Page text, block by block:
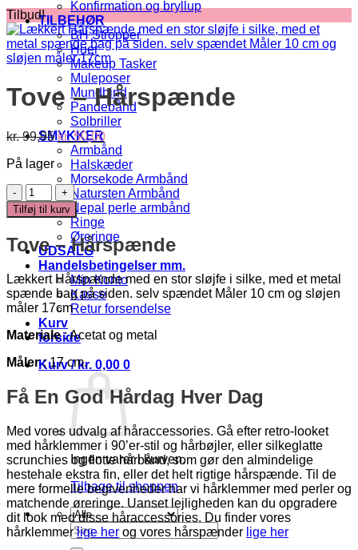
Konfirmation og bryllup
TILBEHØR
BH Stropper
Huer
Makeup Tasker
Muleposer
Mundbind
Pandebånd
Solbriller
SMYKKER
Armbånd
Halskæder
Morsekode Armbånd
Natursten Armbånd
Nepal perle armbånd
Ringe
Øreringe
UDSALG
Handelsbetingelser mm.
Min Konto
Kasse
Retur forsendelse
Kurv
forside
Kurv /kr. 0,00 0
Ingen varer i kurven.
Tilbage til shoppen
Søg
efter:
Tilbud!
Tove – Hårspænde
kr.99,95 Den
oprindelige
pris
var:
kr. 99,95.
kr.50,00Den
aktuelle
pris
er:
kr. 50,00.
På lager
Tove
-
Hårspænde
Tilføj til kurv
Tove – Hårspænde
Lækkert Hårspænde med en stor sløjfe i silke, med et metal
spænde bag på siden. selv spændet Måler 10 cm og sløjen
måler 17cm
Materiale: Acetat og metal
Måler :17 cm.
Få En God Hårdag Hver Dag
Med vores udvalg af håraccessories. Gå efter retro-looket
med hårklemmer i 90’er-stil og hårbøjler, eller silkeglatte
scrunchies og flotte hårbånd, som gør den almindelige
hestehale ekstra fin, eller det helt rigtige hårspænde. Til de
mere formelle begivenheder har vi hårklemmer med perler og
matchende øreringe. Uanset lejligheden kan du opgradere
dit look med disse håraccessories. Du finder vores
hårklemmerlige her og vores hårspænder lige her